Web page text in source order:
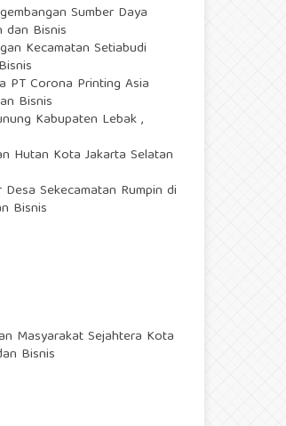
Sumber Daya
dan Bisnis
Kecamatan Setiabudi
PT Corona Printing Asia
Bisnis
Kabupaten Lebak,
Hutan Kota Jakarta Selatan
Sekecamatan Rumpin di
Bisnis
Masyarakat Sejahtera Kota
Bisnis